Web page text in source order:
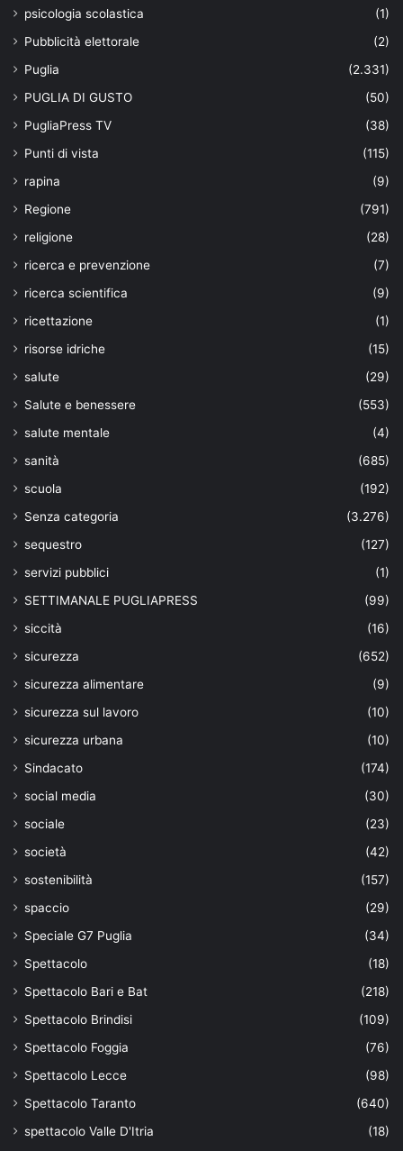
psicologia scolastica
(1)
Pubblicità elettorale
(2)
Puglia
(2.331)
PUGLIA DI GUSTO
(50)
PugliaPress TV
(38)
Punti di vista
(115)
rapina
(9)
Regione
(791)
religione
(28)
ricerca e prevenzione
(7)
ricerca scientifica
(9)
ricettazione
(1)
risorse idriche
(15)
salute
(29)
Salute e benessere
(553)
salute mentale
(4)
sanità
(685)
scuola
(192)
Senza categoria
(3.276)
sequestro
(127)
servizi pubblici
(1)
SETTIMANALE PUGLIAPRESS
(99)
siccità
(16)
sicurezza
(652)
sicurezza alimentare
(9)
sicurezza sul lavoro
(10)
sicurezza urbana
(10)
Sindacato
(174)
social media
(30)
sociale
(23)
società
(42)
sostenibilità
(157)
spaccio
(29)
Speciale G7 Puglia
(34)
Spettacolo
(18)
Spettacolo Bari e Bat
(218)
Spettacolo Brindisi
(109)
Spettacolo Foggia
(76)
Spettacolo Lecce
(98)
Spettacolo Taranto
(640)
spettacolo Valle D'Itria
(18)